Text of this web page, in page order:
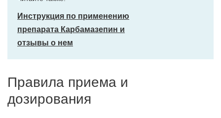
Инструкция по применению
препарата Карбамазепин и
отзывы о нем
Правила приема и
дозирования